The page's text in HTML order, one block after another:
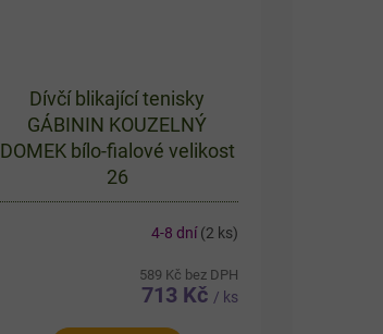
Dívčí blikající tenisky
GÁBININ KOUZELNÝ
DOMEK bílo-fialové velikost
26
4-8 dní(2 ks)
589 Kč bez DPH
713 Kč / ks